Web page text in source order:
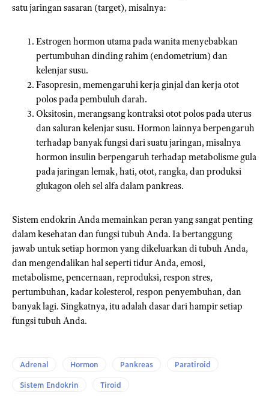
satu jaringan sasaran (target), misalnya:
Estrogen hormon utama pada wanita menyebabkan
pertumbuhan dinding rahim (endometrium) dan
kelenjar susu.
Fasopresin, memengaruhi kerja ginjal dan kerja otot
polos pada pembuluh darah.
Oksitosin, merangsang kontraksi otot polos pada uterus
dan saluran kelenjar susu. Hormon lainnya berpengaruh
terhadap banyak fungsi dari suatu jaringan, misalnya
hormon insulin berpengaruh terhadap metabolisme gula
pada jaringan lemak, hati, otot, rangka, dan produksi
glukagon oleh sel alfa dalam pankreas.
Sistem endokrin Anda memainkan peran yang sangat penting
dalam kesehatan dan fungsi tubuh Anda. Ia bertanggung
jawab untuk setiap hormon yang dikeluarkan di tubuh Anda,
dan mengendalikan hal seperti tidur Anda, emosi,
metabolisme, pencernaan, reproduksi, respon stres,
pertumbuhan, kadar kolesterol, respon penyembuhan, dan
banyak lagi. Singkatnya, itu adalah dasar dari hampir setiap
fungsi tubuh Anda.
Adrenal Hormon Pankreas
Paratiroid
Sistem Endokrin
Tiroid